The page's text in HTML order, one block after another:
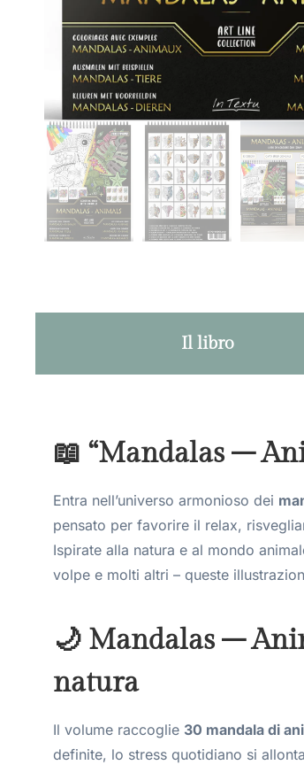
Il libro
📖 “Mandalas –
Entra nell’universo armonioso dei
pensato per favorire il relax,
Ispirate alla natura e al mondo
volpe e molti altri – queste
🌙 Mandalas –
natura
Il volume raccoglie 30 mandala di
definite, lo stress quotidiano si